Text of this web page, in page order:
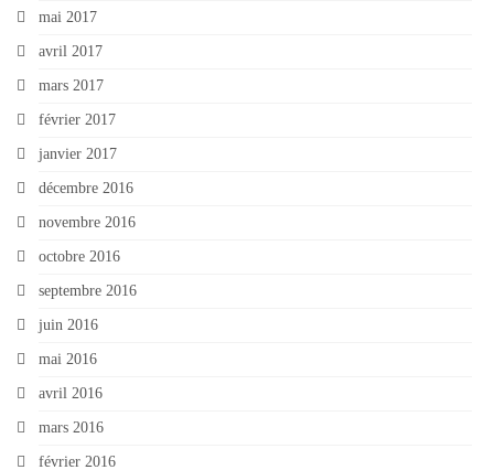
mai 2017
avril 2017
mars 2017
février 2017
janvier 2017
décembre 2016
novembre 2016
octobre 2016
septembre 2016
juin 2016
mai 2016
avril 2016
mars 2016
février 2016